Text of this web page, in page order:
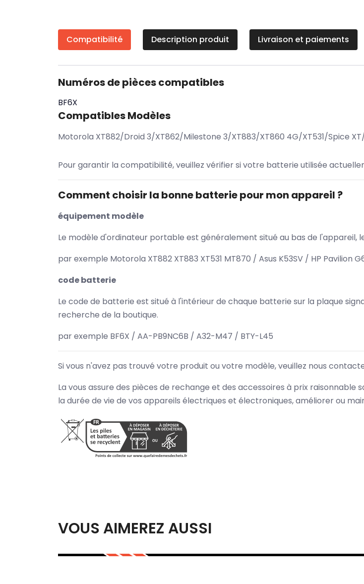
Compatibilité Description produit Livraison et paiements
Numéros de pièces compatibles
BF6X
Compatibles Modèles
Motorola XT882/Droid 3/XT862/Milestone 3/XT883/XT860 4G/XT531/Spice
Pour garantir la compatibilité, veuillez vérifier si votre batterie utilisée
Comment choisir la bonne batterie pour mon appareil ?
équipement modèle
Le modèle d'ordinateur portable est généralement situé au bas de l'appareil,
par exemple Motorola XT882 XT883 XT531 MT870 / Asus K53SV / HP Pavilion
code batterie
Le code de batterie est situé à l'intérieur de chaque batterie sur la plaque
recherche de la boutique.
par exemple BF6X / AA-PB9NC6B / A32-M47 / BTY-L45
Si vous n'avez pas trouvé votre produit ou votre modèle, veuillez nous
La vous assure des pièces de rechange et des accessoires à prix
la durée de vie de vos appareils électriques et électroniques, améliorer ou
VOUS AIMEREZ AUSSI